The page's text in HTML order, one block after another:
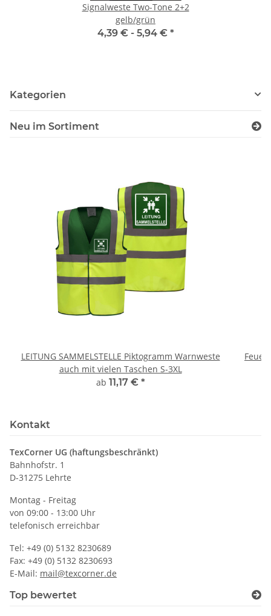
Signalweste Two-Tone 2+2
gelb/grün
4,39 € - 5,94 € *
Kategorien
Neu im Sortiment
LEITUNG SAMMELSTELLE Piktogramm Warnweste
auch mit vielen Taschen S-3XL
ab 11,17 € *
Kontakt
TexCorner UG (haftungsbeschränkt)
Bahnhofstr. 1
D-31275 Lehrte
Montag - Freitag
von 09:00 - 13:00 Uhr
telefonisch erreichbar
Tel: +49 (0) 5132 8230689
Fax: +49 (0) 5132 8230693
E-Mail: mail@texcorner.de
Top bewertet